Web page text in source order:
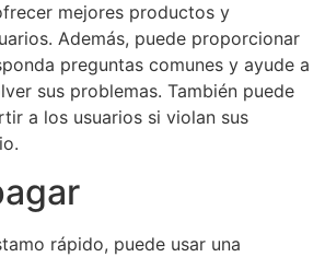
mejores productos y
Además, puede proporcionar
preguntas comunes y ayude a
sus problemas. También puede
a los usuarios si violan sus
rápido, puede usar una